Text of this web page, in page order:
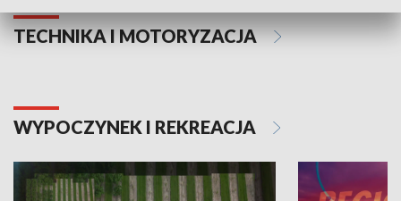
TECHNIKA I MOTORYZACJA
WYPOCZYNEK I REKREACJA